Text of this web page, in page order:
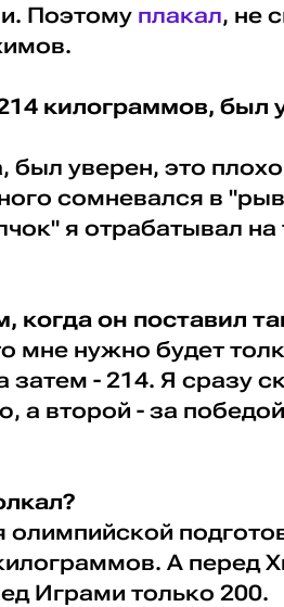
Поэтому плакал, не
килограммов, был
был уверен, это
сомневался в
я отрабатывал
когда он поставил
мне нужно будет
- 214. Я сразу
а второй - за
А перед
Играми только 200.